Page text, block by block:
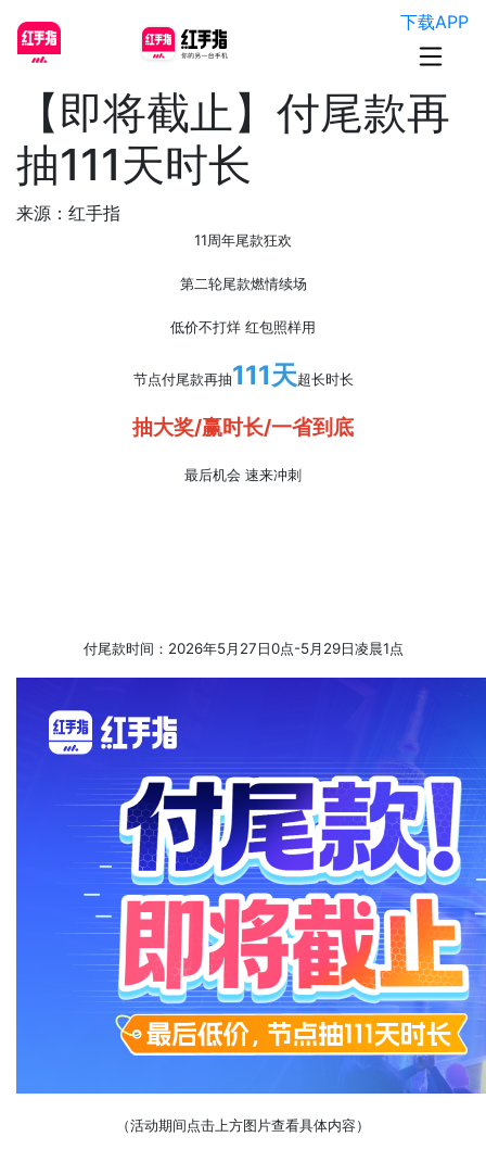
下载APP
【即将截止】付尾款再
抽111天时长
来源：红手指
11周年尾款狂欢
第二轮尾款燃情续场
低价不打烊 红包照样用
节点付尾款再抽111天超长时长
抽大奖/赢时长/一省到底
最后机会 速来冲刺
付尾款时间：2026年5月27日0点-5月29日凌晨1点
（活动期间点击上方图片查看具体内容）